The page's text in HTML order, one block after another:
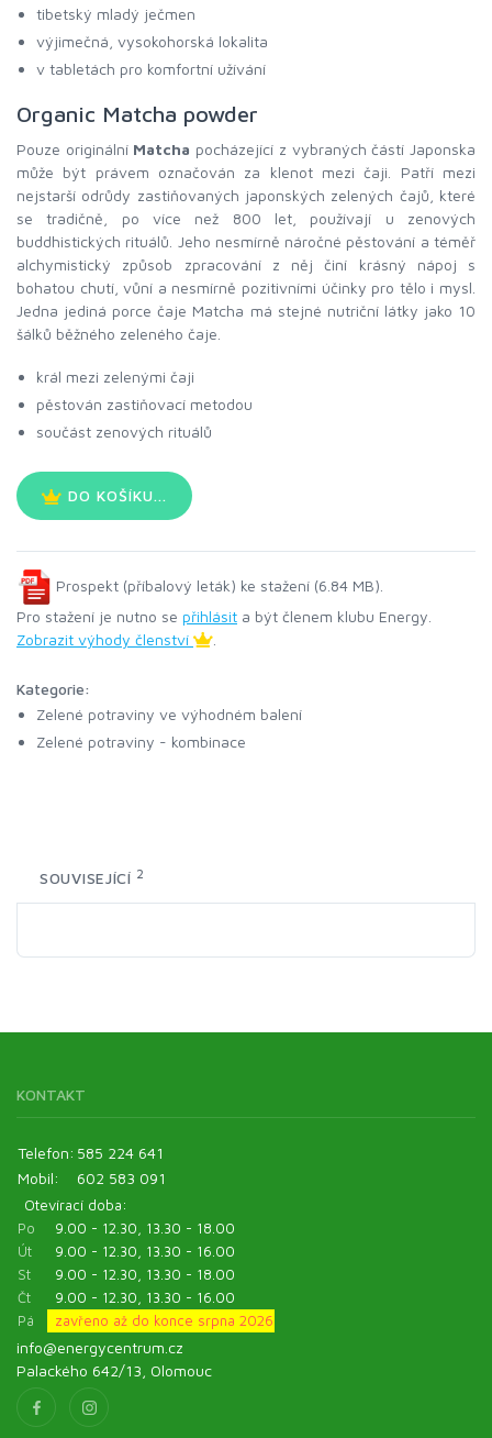
tibetský mladý ječmen
výjimečná, vysokohorská lokalita
v tabletách pro komfortní užívání
Organic Matcha powder
Pouze originální Matcha pocházející z vybraných částí Japonska
může být právem označován za klenot mezi čaji. Patří mezi
nejstarší odrůdy zastiňovaných japonských zelených čajů, které
se tradičně, po více než 800 let, používají u zenových
buddhistických rituálů. Jeho nesmírně náročné pěstování a téměř
alchymistický způsob zpracování z něj činí krásný nápoj s
bohatou chutí, vůní a nesmírně pozitivními účinky pro tělo i mysl.
Jedna jediná porce čaje Matcha má stejné nutriční látky jako 10
šálků běžného zeleného čaje.
král mezi zelenými čaji
pěstován zastiňovací metodou
součást zenových rituálů
DO KOŠÍKU...
Prospekt (příbalový leták) ke stažení (6.84 MB).
Pro stažení je nutno se přihlásit a být členem klubu Energy.
Zobrazit výhody členství
Kategorie:
Zelené potraviny ve výhodném balení
Zelené potraviny - kombinace
SOUVISEJÍCÍ 2
KONTAKT
Telefon: 585 224 641
Mobil:
602 583 091
Otevírací doba:
Po
9.00 - 12.30, 13.30 - 18.00
Út
9.00 - 12.30, 13.30 - 16.00
St
9.00 - 12.30, 13.30 - 18.00
Čt
9.00 - 12.30, 13.30 - 16.00
Pá
zavřeno až do konce srpna 2026
info@energycentrum.cz
Palackého 642/13, Olomouc